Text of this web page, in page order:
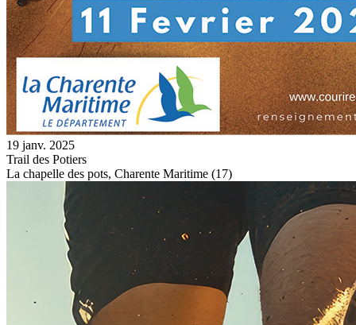
19 janv. 2025
Trail des Potiers
La chapelle des pots, Charente Maritime (17)